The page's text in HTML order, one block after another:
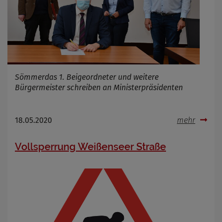
Sömmerdas 1. Beigeordneter und weitere
Bürgermeister schreiben an Ministerpräsidenten
18.05.2020 mehr
Vollsperrung Weißenseer Straße
Infos schließen